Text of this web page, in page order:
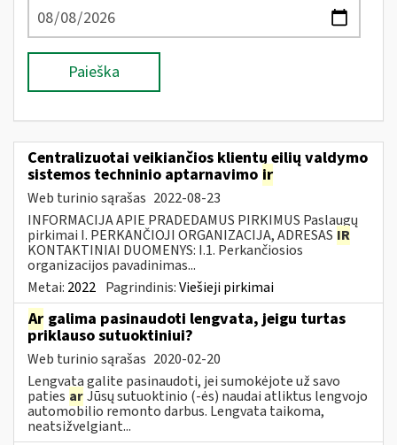
Paieška
Centralizuotai veikiančios klientų eilių valdymo
sistemos techninio aptarnavimo ir
Web turinio sąrašas 2022-08-23
INFORMACIJA APIE PRADEDAMUS PIRKIMUS Paslaugų
pirkimai I. PERKANČIOJI ORGANIZACIJA, ADRESAS IR
KONTAKTINIAI DUOMENYS: I.1. Perkančiosios
organizacijos pavadinimas...
Metai: 2022 Pagrindinis:Viešieji pirkimai
Ar galima pasinaudoti lengvata, jeigu turtas
priklauso sutuoktiniui?
Web turinio sąrašas 2020-02-20
Lengvata galite pasinaudoti, jei sumokėjote už savo
paties arJūsų sutuoktinio (-ės) naudai atliktus lengvojo
automobilio remonto darbus. Lengvata taikoma,
neatsižvelgiant...